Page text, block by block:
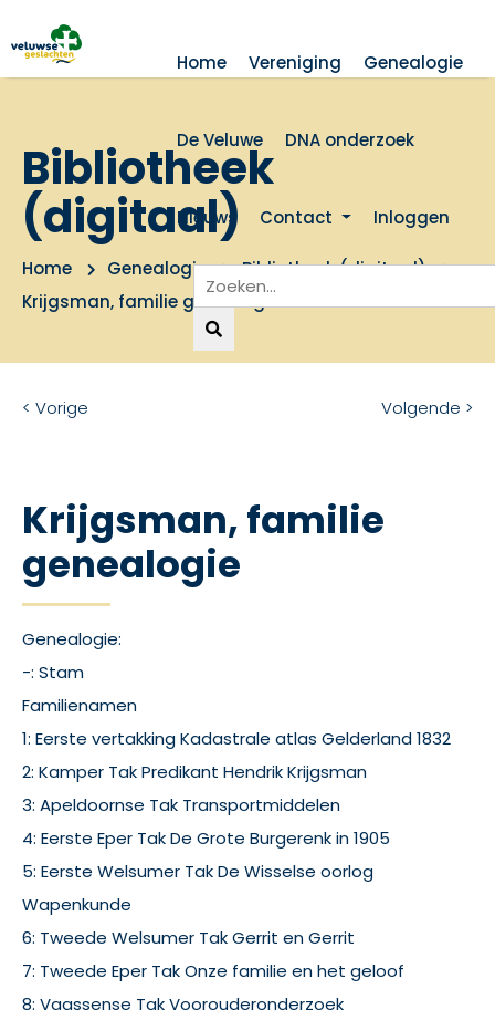
Home Vereniging Genealogie
De Veluwe DNA onderzoek
Nieuws Contact Inloggen
Bibliotheek
(digitaal)
Home Genealogie
Bibliotheek (digitaal)
Krijgsman, familie genealogie
< Vorige Volgende >
Krijgsman, familie
genealogie
Genealogie:
-: Stam
Familienamen
1: Eerste vertakking Kadastrale atlas Gelderland 1832
2: Kamper Tak Predikant Hendrik Krijgsman
3: Apeldoornse Tak Transportmiddelen
4: Eerste Eper Tak De Grote Burgerenk in 1905
5: Eerste Welsumer Tak De Wisselse oorlog
Wapenkunde
6: Tweede Welsumer Tak Gerrit en Gerrit
7: Tweede Eper Tak Onze familie en het geloof
8: Vaassense Tak Voorouderonderzoek